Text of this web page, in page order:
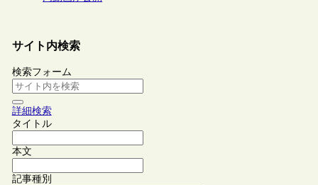
サイト内検索
検索フォーム
詳細検索
タイトル
本文
記事種別